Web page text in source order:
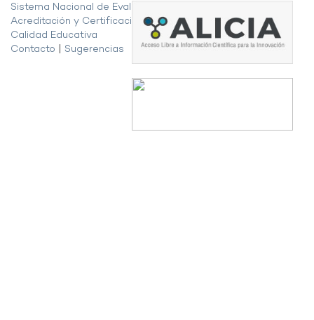
Sistema Nacional de Evaluación,
Acreditación y Certificación de la
Calidad Educativa
Contacto
Sugerencias